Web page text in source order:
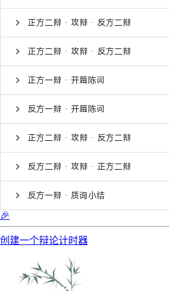
正方二辩 · 攻辩 · 反方二辩
正方二辩 · 攻辩 · 反方二辩
正方一辩 · 开篇陈词
反方一辩 · 开篇陈词
正方二辩 · 攻辩 · 反方二辩
反方二辩 · 攻辩 · 正方二辩
反方一辩 · 质询小结
🎉
创建一个辩论计时器